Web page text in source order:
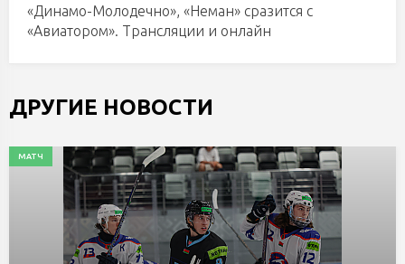
«Динамо-Молодечно», «Неман» сразится с
«Авиатором». Трансляции и онлайн
ДРУГИЕ НОВОСТИ
МАТЧ